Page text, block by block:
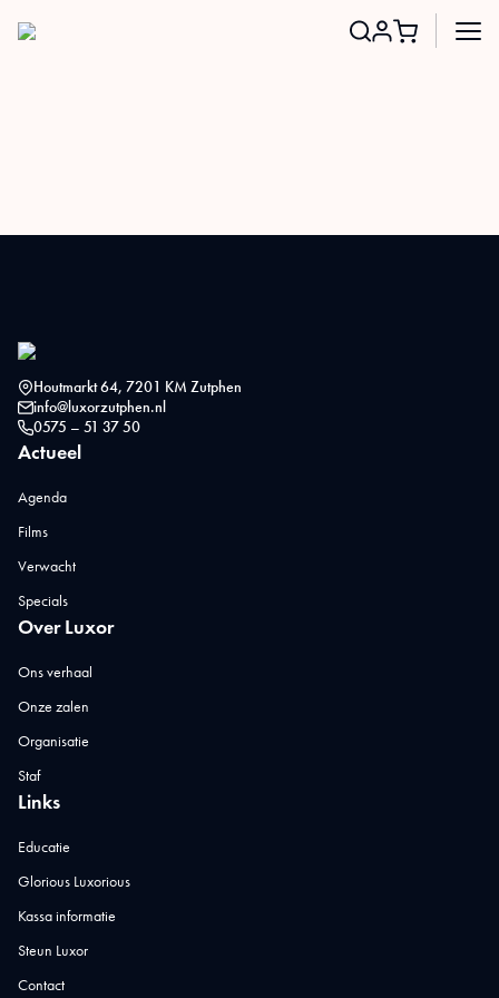
Houtmarkt 64, 7201 KM Zutphen
info@luxorzutphen.nl
0575 – 51 37 50
Actueel
Agenda
Films
Verwacht
Specials
Over Luxor
Ons verhaal
Onze zalen
Organisatie
Staf
Links
Educatie
Glorious Luxorious
Kassa informatie
Steun Luxor
Contact